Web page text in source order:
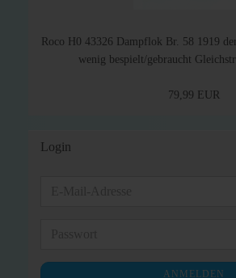
Roco H0 43326 Dampflok Br. 58 1919
wenig bespielt/gebraucht
79,99 EUR
Login
ANMELDEN